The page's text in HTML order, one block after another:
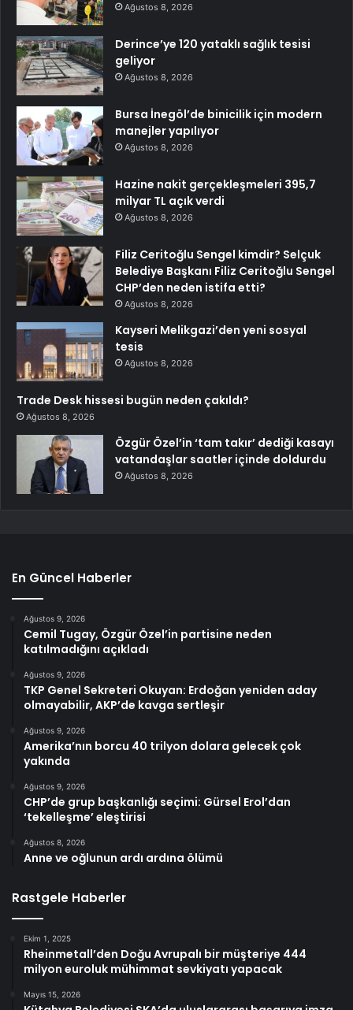
Ağustos 8, 2026
Derince’ye 120 yataklı sağlık tesisi
geliyor
Ağustos 8, 2026
Bursa İnegöl’de binicilik için modern
manejler yapılıyor
Ağustos 8, 2026
Hazine nakit gerçekleşmeleri 395,7
milyar TL açık verdi
Ağustos 8, 2026
Filiz Ceritoğlu Sengel kimdir? Selçuk
Belediye Başkanı Filiz Ceritoğlu Sengel
CHP’den neden istifa etti?
Ağustos 8, 2026
Kayseri Melikgazi’den yeni sosyal
tesis
Ağustos 8, 2026
Trade Desk hissesi bugün neden çakıldı?
Ağustos 8, 2026
Özgür Özel’in ‘tam takır’ dediği kasayı
vatandaşlar saatler içinde doldurdu
Ağustos 8, 2026
En Güncel Haberler
Ağustos 9, 2026
Cemil Tugay, Özgür Özel’in partisine neden
katılmadığını açıkladı
Ağustos 9, 2026
TKP Genel Sekreteri Okuyan: Erdoğan yeniden aday
olmayabilir, AKP’de kavga sertleşir
Ağustos 9, 2026
Amerika’nın borcu 40 trilyon dolara gelecek çok
yakında
Ağustos 9, 2026
CHP’de grup başkanlığı seçimi: Gürsel Erol’dan
‘tekelleşme’ eleştirisi
Ağustos 8, 2026
Anne ve oğlunun ardı ardına ölümü
Rastgele Haberler
Ekim 1, 2025
Rheinmetall’den Doğu Avrupalı bir müşteriye 444
milyon euroluk mühimmat sevkiyatı yapacak
Mayıs 15, 2026